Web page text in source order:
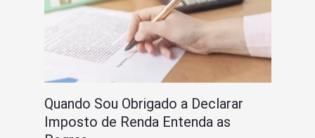
Quando Sou Obrigado a Declarar
Imposto de Renda Entenda as